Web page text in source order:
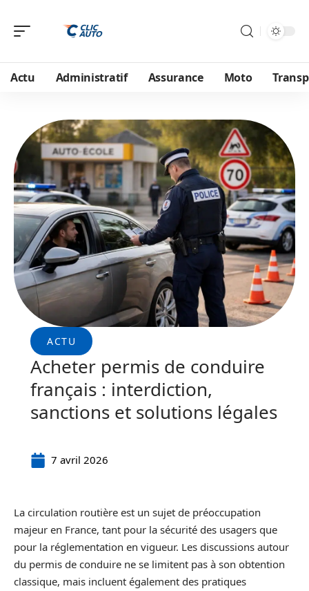
Actu Administratif Assurance Moto
ACTU
Acheter permis de conduire
français : interdiction,
sanctions et solutions légales
7 avril 2026
La circulation routière est un sujet de préoccupation
majeur en France, tant pour la sécurité des usagers que
pour la réglementation en vigueur. Les discussions autour
du permis de conduire ne se limitent pas à son obtention
classique, mais incluent également des pratiques